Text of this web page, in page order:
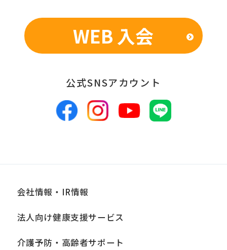
■個人情報の管理
当社は、お客様からお預かりした個人情
ざん、紛失等がないよう適正な管理に努
めます。当社において安全管理のために
講じている措置の内容については、本プ
■個人情報の開示
当社は、お客様からお預かりした個人情
WEB 入会
公式SNSアカウント
会社情報・IR情報
法人向け健康支援サービス
介護予防・高齢者サポート